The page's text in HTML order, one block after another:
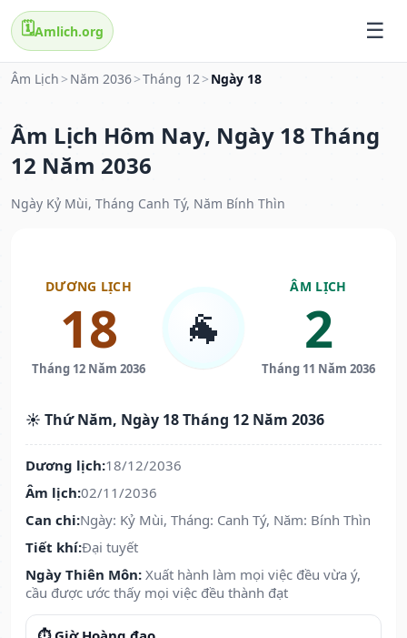
🗓️Amlich.org
Âm Lịch > Năm 2036>Tháng 12> Ngày 18
Âm Lịch Hôm Nay, Ngày 18 Tháng
12 Năm 2036
Ngày Kỷ Mùi, Tháng Canh Tý, Năm Bính Thìn
DƯƠNG LỊCH
18
Tháng 12 Năm 2036
🐐
ÂM LỊCH
2
Tháng 11 Năm 2036
☀️ Thứ Năm, Ngày 18 Tháng 12 Năm 2036
Dương lịch:18/12/2036
Âm lịch:02/11/2036
Can chi:Ngày: Kỷ Mùi, Tháng: Canh Tý, Năm: Bính Thìn
Tiết khí:Đại tuyết
Ngày Thiên Môn: Xuất hành làm mọi việc đều vừa ý,
cầu được ước thấy mọi việc đều thành đạt